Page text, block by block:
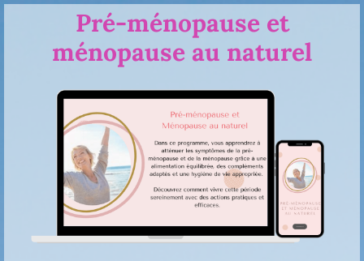
Pré-ménopause et
ménopause au naturel